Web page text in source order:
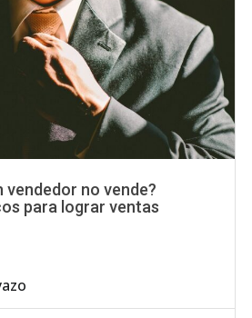
vendedor no vende?
para lograr ventas